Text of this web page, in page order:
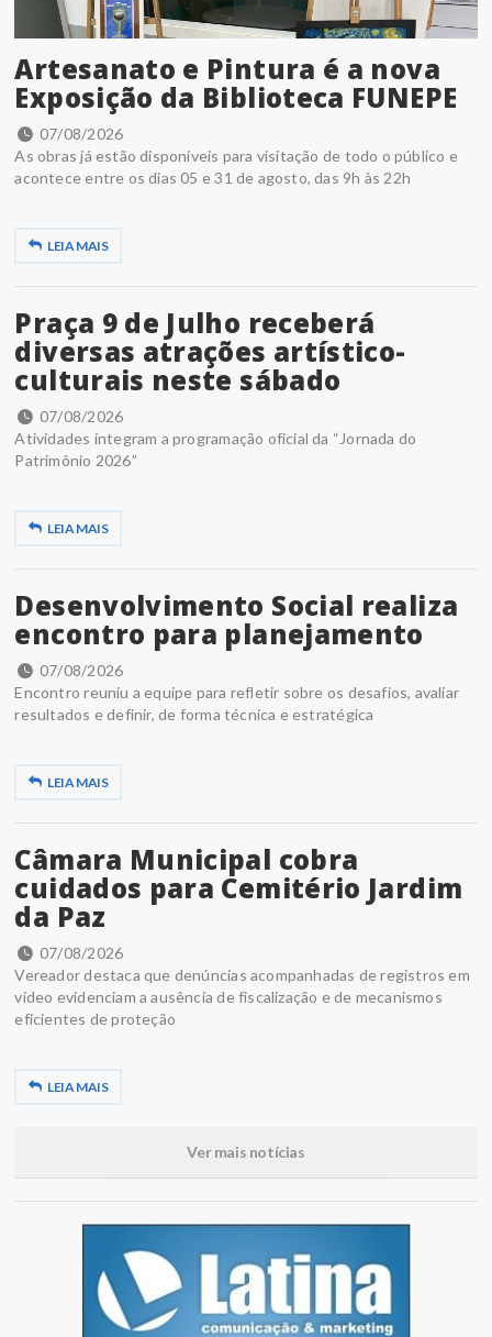
Artesanato e Pintura é a nova
Exposição da Biblioteca FUNEPE
07/08/2026
As obras já estão disponíveis para visitação de todo o público e
acontece entre os dias 05 e 31 de agosto, das 9h às 22h
LEIA MAIS
Praça 9 de Julho receberá
diversas atrações artístico-
culturais neste sábado
07/08/2026
Atividades integram a programação oficial da “Jornada do
Patrimônio 2026”
LEIA MAIS
Desenvolvimento Social realiza
encontro para planejamento
07/08/2026
Encontro reuniu a equipe para refletir sobre os desafios, avaliar
resultados e definir, de forma técnica e estratégica
LEIA MAIS
Câmara Municipal cobra
cuidados para Cemitério Jardim
da Paz
07/08/2026
Vereador destaca que denúncias acompanhadas de registros em
vídeo evidenciam a ausência de fiscalização e de mecanismos
eficientes de proteção
LEIA MAIS
Ver mais notícias